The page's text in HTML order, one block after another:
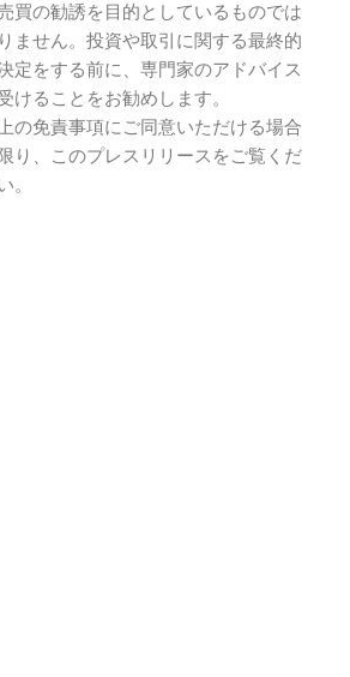
買の勧誘を目的としているものでは
ません。投資や取引に関する最終的
定をする前に、専門家のアドバイス
けることをお勧めします。
の免責事項にご同意いただける場合
り、このプレスリリースをご覧くだ
。